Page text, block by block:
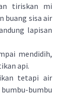
tiriskan mi
buang sisa air
lapisan
mendidih,
api.
tetapi air
bumbu